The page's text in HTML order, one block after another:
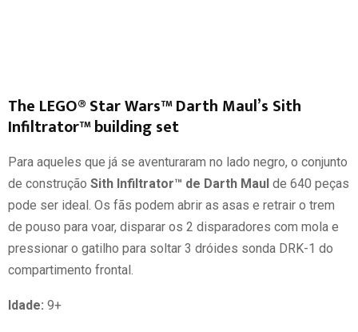
The LEGO® Star Wars™ Darth Maul’s Sith
Infiltrator™ building set
Para aqueles que já se aventuraram no lado negro, o conjunto
de construção Sith Infiltrator™ de Darth Maul de 640 peças
pode ser ideal. Os fãs podem abrir as asas e retrair o trem
de pouso para voar, disparar os 2 disparadores com mola e
pressionar o gatilho para soltar 3 dróides sonda DRK-1 do
compartimento frontal.
Idade: 9+